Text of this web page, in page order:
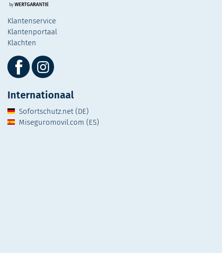
Klantenservice
Klantenportaal
Klachten
Internationaal
Sofortschutz.net (DE)
Miseguromovil.com (ES)